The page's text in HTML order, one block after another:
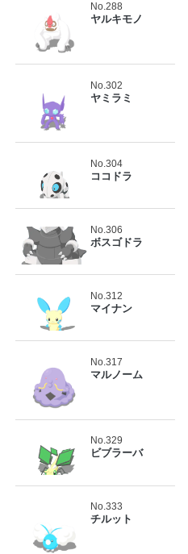
No.288
ヤルキモノ
No.302
ヤミラミ
No.304
ココドラ
No.306
ボスゴドラ
No.312
マイナン
No.317
マルノーム
No.329
ビブラーバ
No.333
チルット